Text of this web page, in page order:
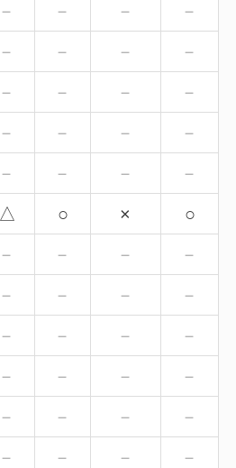
－ － － －
－ － － －
－ － － －
－ － － －
－ － － －
△ ○ × ○
－ － － －
－ － － －
－ － － －
－ － － －
－ － － －
－ － － －